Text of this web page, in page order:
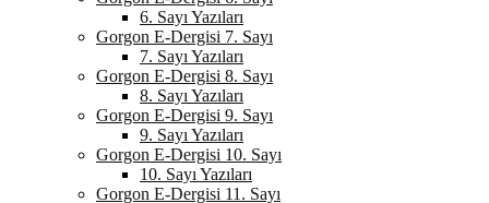
6. Sayı Yazıları
Gorgon E-Dergisi 7. Sayı
7. Sayı Yazıları
Gorgon E-Dergisi 8. Sayı
8. Sayı Yazıları
Gorgon E-Dergisi 9. Sayı
9. Sayı Yazıları
Gorgon E-Dergisi 10. Sayı
10. Sayı Yazıları
Gorgon E-Dergisi 11. Sayı